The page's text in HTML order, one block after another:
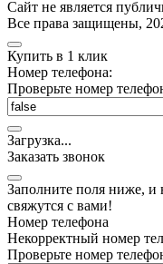
Cайт не является
Все права защищены,
Купить в 1 клик
Номер телефона:
Проверьте номер
Загрузка...
Заказать звонок
Заполните поля ниже,
свяжутся с вами!
Номер телефона
Некорректный номер
Проверьте номер